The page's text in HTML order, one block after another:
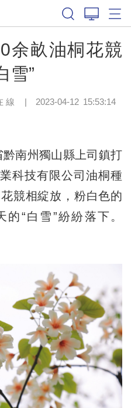
余畝油桐花競
雪”
線 | 2023-04-12 15:53:14
南州獨山縣上司鎮打
科技有限公司油桐種
競相綻放，粉白色的
“白雪”紛紛落下。